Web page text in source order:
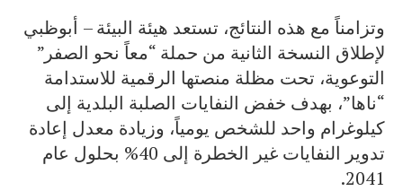
وتزامناً مع هذه النتائج، تستعد هيئة البيئة – أبوظبي
لإطلاق النسخة الثانية من حملة “معاً نحو الصفر”
التوعوية، تحت مظلة منصتها الرقمية للاستدامة
“ناها”، بهدف خفض النفايات الصلبة البلدية إلى
كيلوغرام واحد للشخص يومياً، وزيادة معدل إعادة
تدوير النفايات غير الخطرة إلى 40% بحلول عام
2041.